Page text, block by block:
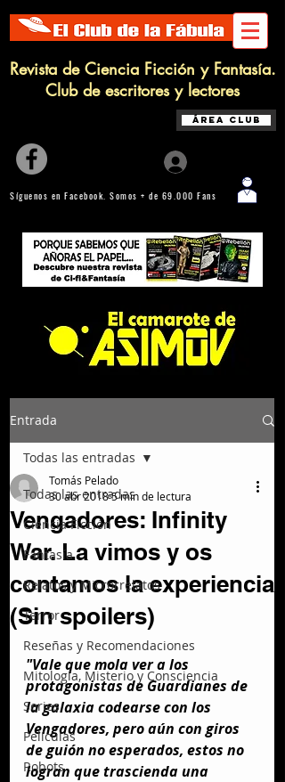
Revista de Ciencia Ficción y Fantasía.
Club de escritores y lectores
Área Club
Síguenos en Facebook. Somos + de 69.000 Fans
Entrada
Todas las entradas
Ciencia Ficción
Fantasía
Relatos y Microrrelatos
Terror
Reseñas y Recomendaciones
Mitología, Misterio y Consciencia
Series
Películas
Robots
Todas las entradas
Vengadores: Infinity
War. La vimos y os
contamos la experiencia
(Sin spoilers)
Tomás Pelado
30 abr 20185 min de lectura
"Vale que mola ver a los
protagonistas de Guardianes de
la galaxia codearse con los
Vengadores, pero aún con giros
de guión no esperados, estos no
logran que trascienda una